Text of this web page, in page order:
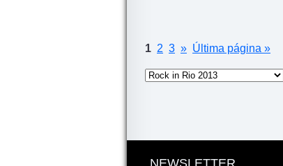
1 2 3 » Última página »